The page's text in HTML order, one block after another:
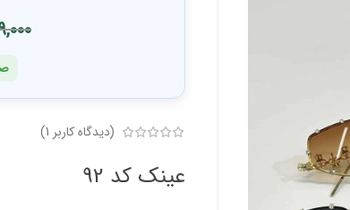
(دیدگاه کاربر 1
)
عینک کد 92